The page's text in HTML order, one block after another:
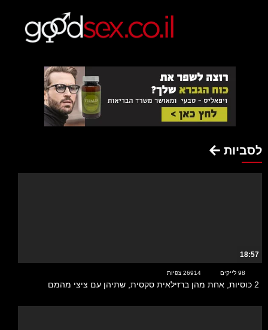
לסביות
18:57
98 לייקים 26914 צפיות
2 כוסיות, אחת מהן ברזילאית סקסית, שתיהן עם ציצי מהמם